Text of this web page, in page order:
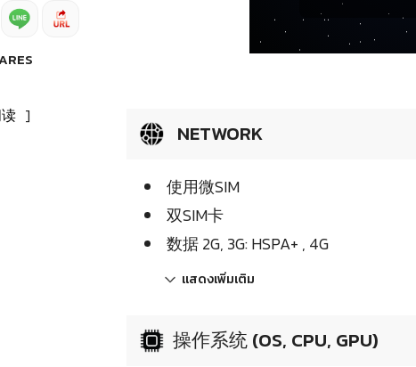
]
NETWORK
使用微SIM
双SIM卡
数据 2G, 3G: HSPA+ , 4G
แสดงเพิ่มเติม
操作系统 (OS, CPU, GPU)